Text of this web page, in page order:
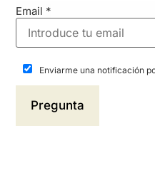
Email *
Enviarme una notificación